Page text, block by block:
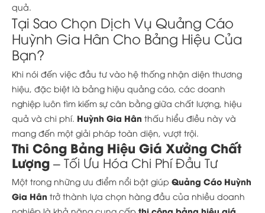
quả.
Tại Sao Chọn Dịch Vụ Quảng Cáo
Huỳnh Gia Hân Cho Bảng Hiệu Của
Bạn?
Khi nói đến việc đầu tư vào hệ thống nhận diện thương
hiệu, đặc biệt là bảng hiệu quảng cáo, các doanh
nghiệp luôn tìm kiếm sự cân bằng giữa chất lượng, hiệu
quả và chi phí. Huỳnh Gia Hân thấu hiểu điều này và
mang đến một giải pháp toàn diện, vượt trội.
Thi Công Bảng Hiệu Giá Xưởng Chất
Lượng – Tối Ưu Hóa Chi Phí Đầu Tư
Một trong những ưu điểm nổi bật giúp Quảng Cáo Huỳnh
Gia Hân trở thành lựa chọn hàng đầu của nhiều doanh